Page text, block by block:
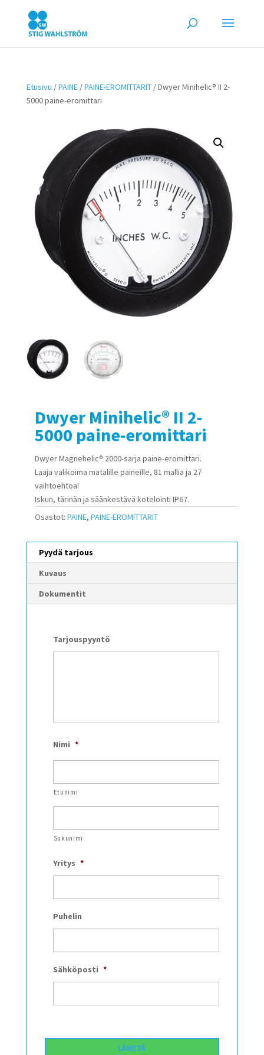
Etusivu /PAINE/PAINE-EROMITTARIT/ Dwyer Minihelic® II 2-
5000 paine-eromittari
Dwyer Minihelic® II 2-
5000 paine-eromittari
Dwyer Magnehelic® 2000-sarja paine-eromittari.
Laaja valikoima matalille paineille, 81 mallia ja 27
vaihtoehtoa!
Iskun, tärinän ja säänkestävä kotelointi IP67.
Osastot: PAINE, PAINE-EROMITTARIT
Pyydä tarjous
Kuvaus
Dokumentit
Tarjouspyyntö
Nimi *
Etunimi
Sukunimi
Yritys *
Puhelin
Sähköposti *